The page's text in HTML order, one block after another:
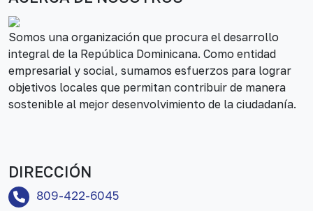
Somos una organización que procura el desarrollo
integral de la República Dominicana. Como entidad
empresarial y social, sumamos esfuerzos para lograr
objetivos locales que permitan contribuir de manera
sostenible al mejor desenvolvimiento de la ciudadanía.
DIRECCIÓN
809-422-6045